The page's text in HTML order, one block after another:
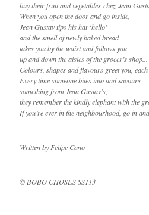
buy their fruit and vegetables chez Jean
When you open the door and go inside,
Jean Gustav tips his hat ‘hello’
and the smell of newly baked bread
takes you by the waist and follows you
up and down the aisles of the grocer’s shop...
Colours, shapes and flavours greet you,
Every time someone bites into and savours
something from Jean Gustav’s,
they remember the kindly elephant with the
If you’re ever in the neighbourhood, go in
Written by Felipe Cano
© BOBO CHOSES SS113